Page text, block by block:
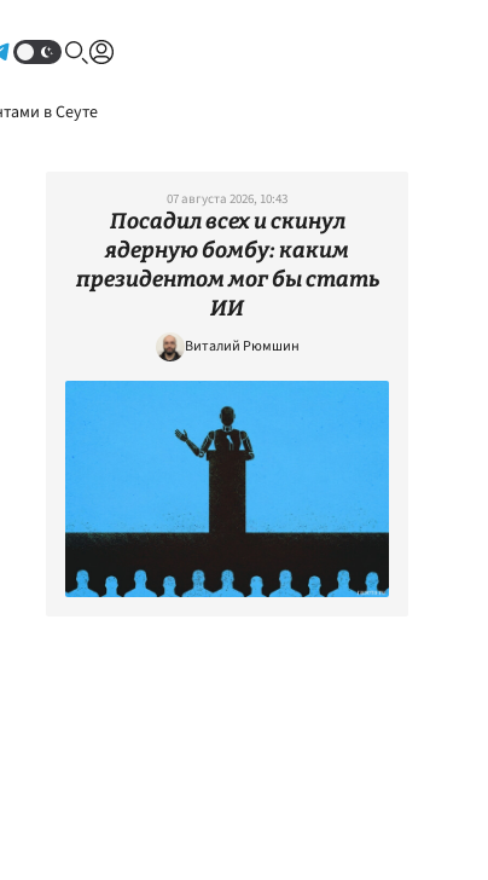
в Сеуте
07 августа 2026, 10:43
Посадил всех и скинул
ядерную бомбу: каким
президентом мог бы стать
ИИ
Виталий Рюмшин